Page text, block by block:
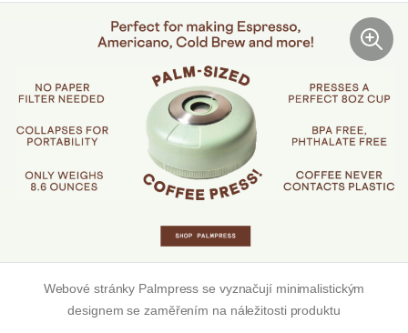
Webové stránky Palmpress se vyznačují minimalistickým
designem se zaměřením na náležitosti produktu